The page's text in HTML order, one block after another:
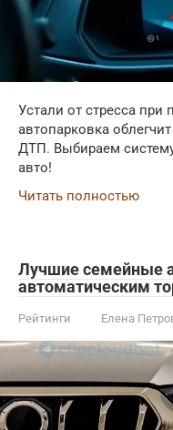
Устали от стресса при
автопарковка
ДТП. Выбираем
авто!
Читать полностью
Лучшие семейные
автоматическим
Рейтинги Елена